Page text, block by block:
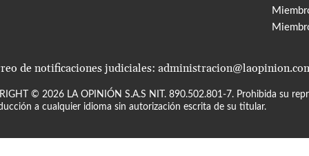
de notificaciones judiciales:
© 2026 LA OPINIÓN S.A.S NIT. 890.502.801-7. Prohibida su
a cualquier idioma sin autorización escrita de su titular.